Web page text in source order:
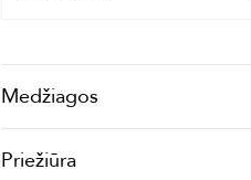
Medžiagos
Priežiūra